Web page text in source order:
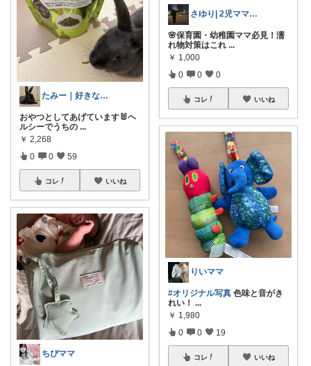
たみー｜好きなもの暮らし
おやつとしてあげています🐰ヘ
ルシーでうちの ...
￥ 2,268
0 0 59
コレ いいね
ちぴママ
さゆり| 2児ママお買い物メモ🧸
🌸保育園・幼稚園ママ必見！濡
れ物対策はこれ ...
￥ 1,000
0 0 0
コレ いいね
りいママ
#オリジナル写真 色味と音がき
れい！ ...
￥ 1,980
0 0 19
コレ いいね